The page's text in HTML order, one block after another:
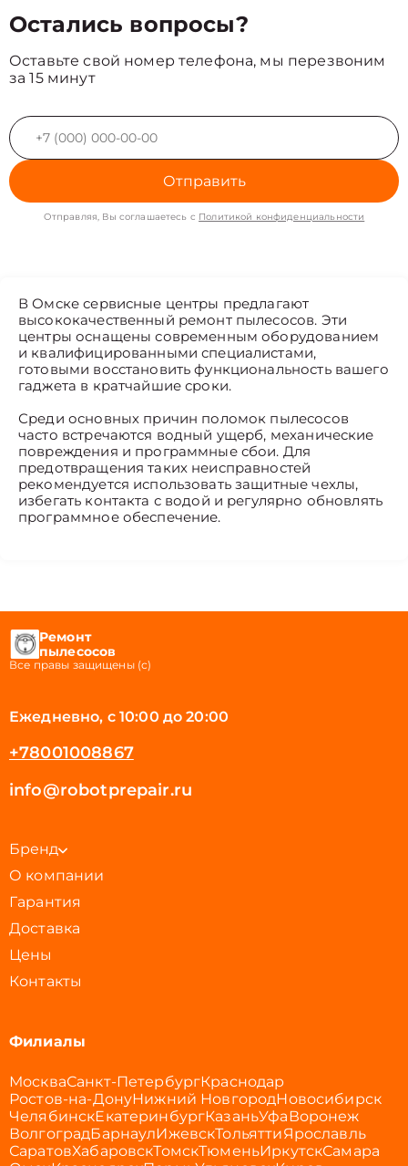
Остались вопросы?
Оставьте свой номер телефона, мы перезвоним
за 15 минут
Отправить
Отправляя, Вы соглашаетесь с Политикой конфиденциальности
В Омске сервисные центры предлагают
высококачественный ремонт пылесосов. Эти
центры оснащены современным оборудованием
и квалифицированными специалистами,
готовыми восстановить функциональность вашего
гаджета в кратчайшие сроки.
Среди основных причин поломок пылесосов
часто встречаются водный ущерб, механические
повреждения и программные сбои. Для
предотвращения таких неисправностей
рекомендуется использовать защитные чехлы,
избегать контакта с водой и регулярно обновлять
программное обеспечение.
Ремонт
пылесосов
Все правы защищены (с)
Ежедневно, с 10:00 до 20:00
+78001008867
info@robotprepair.ru
Бренд
О компании
Гарантия
Доставка
Цены
Контакты
Филиалы
МоскваСанкт-ПетербургКраснодар
Ростов-на-ДонуНижний НовгородНовосибирск
ЧелябинскЕкатеринбургКазаньУфаВоронеж
ВолгоградБарнаулИжевскТольяттиЯрославль
СаратовХабаровскТомскТюменьИркутскСамара